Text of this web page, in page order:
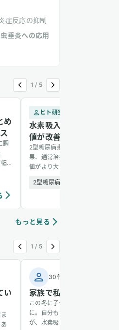
症反応の抑制
垂炎への応用
1 / 5
め
調
ヒト研究
水素吸入で2型糖尿病患
値が改善 — 1,088名の
2型糖尿病患者1,088名を6か月追
果、通常治療に水素吸入を加え
値がより大きく改善し、副作用
2型糖尿病
もっと見る
1 / 5
い
30代
家族で私だけ風邪をひか
この冬に子供が風邪をひき、そ
に。自分もかかるかなと思って
が、水素吸入をしているおかげ